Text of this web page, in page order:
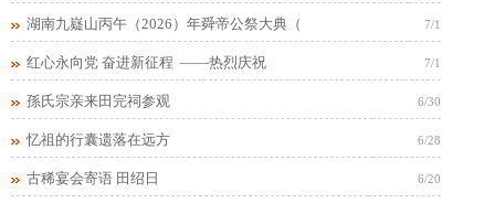
湖南九嶷山丙午（2026）年舜帝公祭大典（ 7/1
红心永向党 奋进新征程 ——热烈庆祝 7/1
孫氏宗亲来田完祠参观 6/30
忆祖的行囊遗落在远方 6/28
古稀宴会寄语 田绍日 6/20